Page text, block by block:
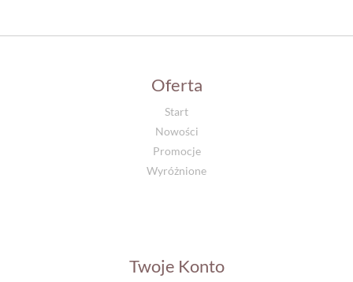
Oferta
Start
Nowości
Promocje
Wyróżnione
Twoje Konto